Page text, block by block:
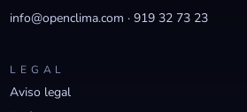
info@openclima.com ·919 32 73 23
LEGAL
Aviso legal